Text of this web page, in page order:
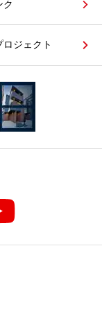
ク
ジェクト